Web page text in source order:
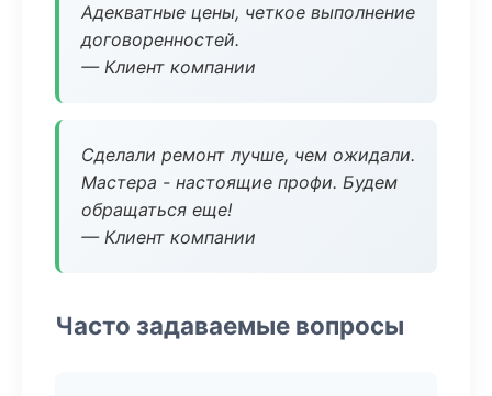
Адекватные цены, четкое выполнение
договоренностей.
— Клиент компании
Сделали ремонт лучше, чем ожидали.
Мастера - настоящие профи. Будем
обращаться еще!
— Клиент компании
Часто задаваемые вопросы